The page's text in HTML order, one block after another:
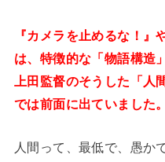
『カメラを止めるな！
は、特徴的な「物語構造
上田監督のそうした「人
では前面に出ていました。
人間って、最低で、愚か